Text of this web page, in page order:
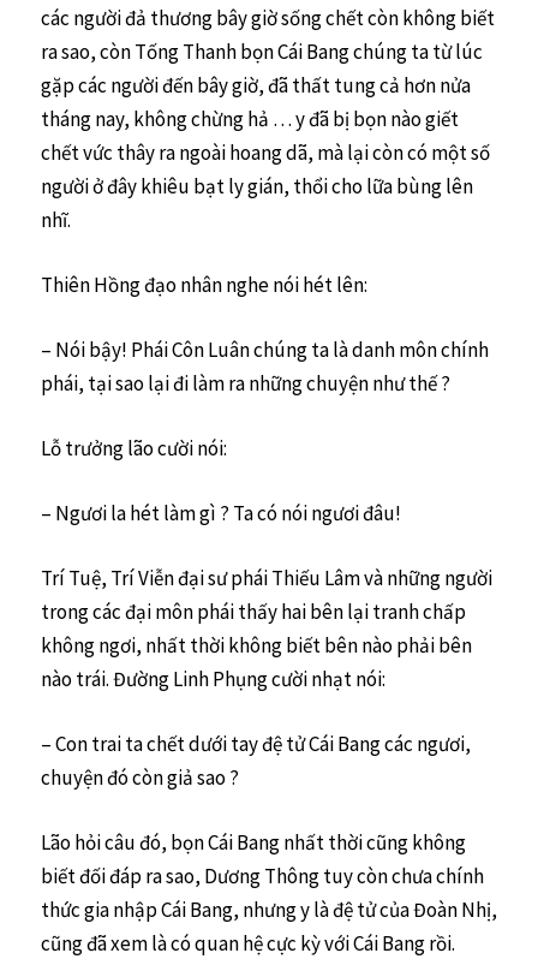
các người đả thương bây giờ sống chết còn không biết
ra sao, còn Tống Thanh bọn Cái Bang chúng ta từ lúc
gặp các người đến bây giờ, đã thất tung cả hơn nửa
tháng nay, không chừng hả … y đã bị bọn nào giết
chết vức thây ra ngoài hoang dã, mà lại còn có một số
người ở đây khiêu bạt ly gián, thổi cho lữa bùng lên
nhĩ.
Thiên Hồng đạo nhân nghe nói hét lên:
– Nói bậy! Phái Côn Luân chúng ta là danh môn chính
phái, tại sao lại đi làm ra những chuyện như thế ?
Lỗ trưởng lão cười nói:
– Ngươi la hét làm gì ? Ta có nói ngươi đâu!
Trí Tuệ, Trí Viễn đại sư phái Thiếu Lâm và những người
trong các đại môn phái thấy hai bên lại tranh chấp
không ngơi, nhất thời không biết bên nào phải bên
nào trái. Đường Linh Phụng cười nhạt nói:
– Con trai ta chết dưới tay đệ tử Cái Bang các ngươi,
chuyện đó còn giả sao ?
Lão hỏi câu đó, bọn Cái Bang nhất thời cũng không
biết đối đáp ra sao, Dương Thông tuy còn chưa chính
thức gia nhập Cái Bang, nhưng y là đệ tử của Đoàn Nhị,
cũng đã xem là có quan hệ cực kỳ với Cái Bang rồi.